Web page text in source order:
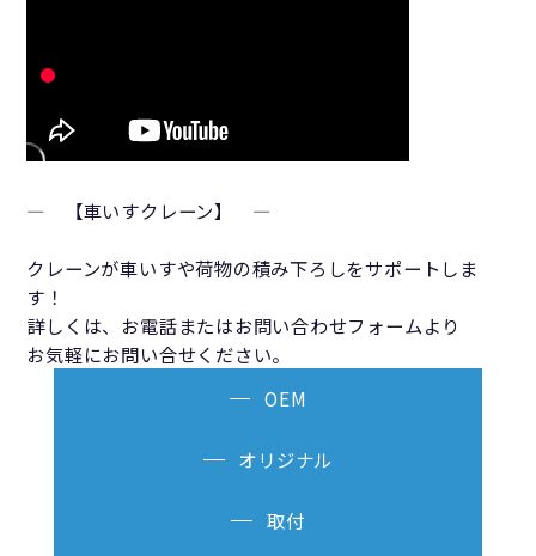
― 【車いすクレーン】 ―
クレーンが車いすや荷物の積み下ろしをサポートしま
す！
詳しくは、お電話またはお問い合わせフォームより
お気軽にお問い合せください。
OEM
オリジナル
取付